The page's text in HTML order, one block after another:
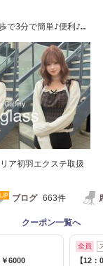
で3分で簡単♪便利♪に
ア初羽エクステ取扱
ブログ 663件
クーポン一覧へ
6000
全員
【12